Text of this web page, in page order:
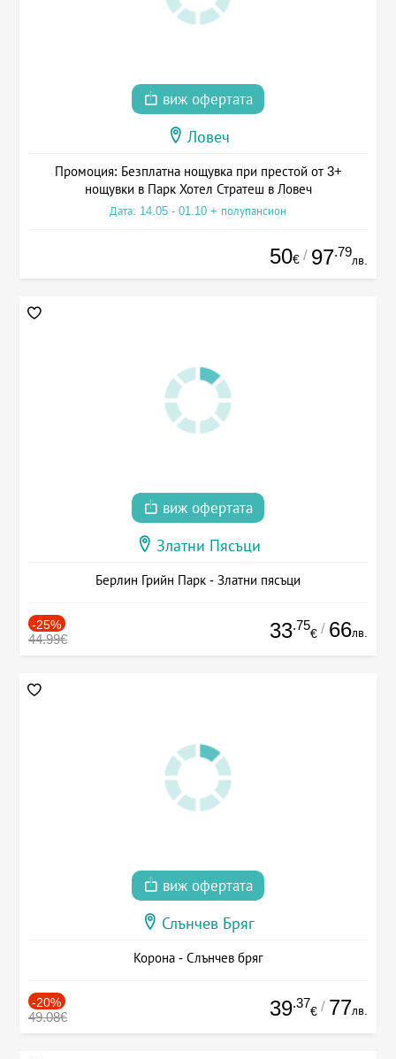
виж офертата
Ловеч
Промоция: Безплатна нощувка при престой от 3+
нощувки в Парк Хотел Стратеш в Ловеч
Дата: 14.05 - 01.10 + полупансион
50€ / 97.79
лв.
виж офертата
Златни Пясъци
Берлин Грийн Парк - Златни пясъци
-25%
44.99€ 33.75
€ / 66лв.
виж офертата
Слънчев Бряг
Корона - Слънчев бряг
-20%
49.08€ 39.37
€ / 77лв.